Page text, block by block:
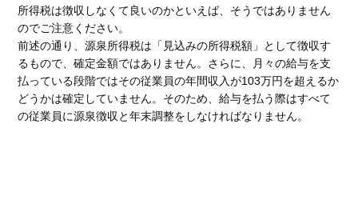
所得税は徴収しなくて良いのかといえば、そうではありません
のでご注意ください。
前述の通り、源泉所得税は「見込みの所得税額」として徴収す
るもので、確定金額ではありません。さらに、月々の給与を支
払っている段階ではその従業員の年間収入が103万円を超えるか
どうかは確定していません。そのため、給与を払う際はすべて
の従業員に源泉徴収と年末調整をしなければなりません。